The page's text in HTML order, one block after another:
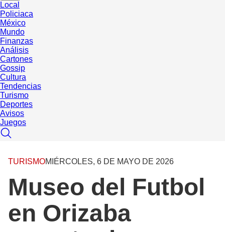
Local
Policiaca
México
Mundo
Finanzas
Análisis
Cartones
Gossip
Cultura
Tendencias
Turismo
Deportes
Avisos
Juegos
TURISMOMIÉRCOLES, 6 DE MAYO DE 2026
Museo del Futbol
en Orizaba